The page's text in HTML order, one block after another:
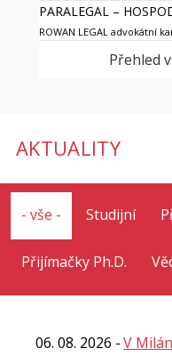
PARALEGAL –
ROWAN LEGAL advokátní
Přehled
AKTUALITY
- vše - Studijní
Přijímačky Ph.D.
06. 08. 2026
V